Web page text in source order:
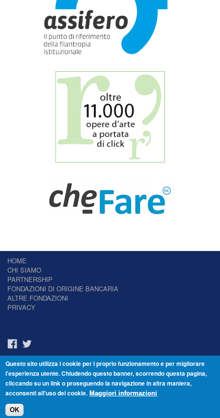
HOME
CHI SIAMO
PARTNERSHIP
FONDAZIONI DI ORIGINE BANCARIA
ALTRE FONDAZIONI
PRIVACY
Il Giornale delle Fondazioni - Periodico telematico
Reg. Tribunale n.7 del 22/07/2014 – ISSN 2421-2466
© Fondazione Venezia 2000 - Dorsoduro 3488/U - 30123 Venezia - Italia -
Questo sito utilizza i cookie per i proprio funzionamento e per migliorare
l'esperienza utente. Chiudendo questo banner, scorrendo questa pagina,
cliccando su un link o proseguendo la navigazione in altra maniera,
acconsenti all'uso dei cookie. Maggiori informazioni
OK